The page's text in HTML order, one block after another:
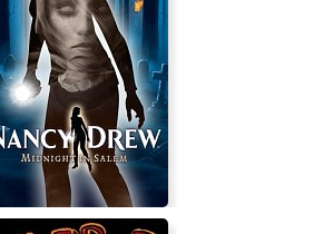
ARPG: Remastered
Resnarkled